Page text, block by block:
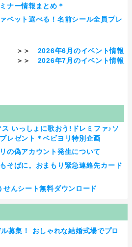
ナー情報まとめ＊
ベット選べる！名前シール全員プレ
＞＞ 2026年6月のイベント情報
＞＞ 2026年7月のイベント情報
ス いっしょに歌おう!ドレミファ♪ソ
レゼント＊ベビヨリ特別企画
の偽アカウント発生について
そばに。おまもり緊急連絡先カード
んシート無料ダウンロード
募集！ おしゃれな結婚式場でプロ